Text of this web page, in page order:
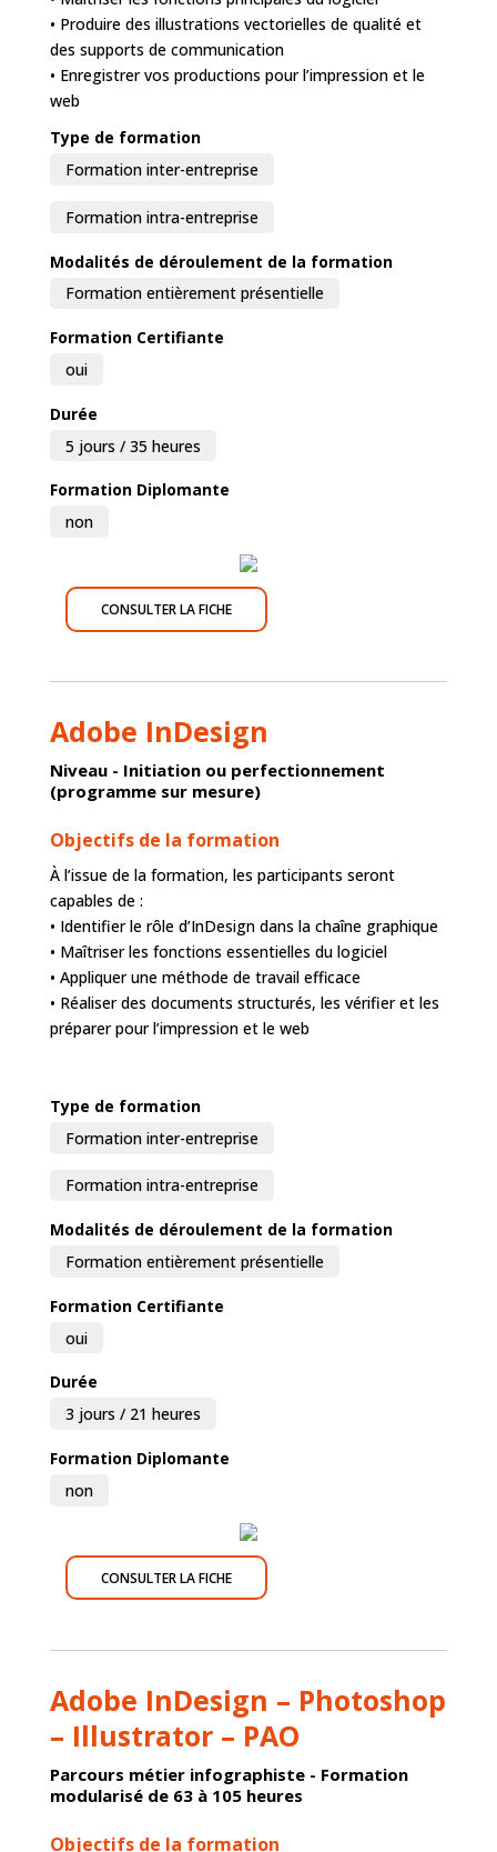
• Produire des illustrations vectorielles de qualité et
des supports de communication
• Enregistrer vos productions pour l’impression et le
web
Type de formation
Formation inter-entreprise
Formation intra-entreprise
Modalités de déroulement de la formation
Formation entièrement présentielle
Formation Certifiante
oui
Durée
5 jours / 35 heures
Formation Diplomante
non
CONSULTER LA FICHE
Adobe InDesign
Niveau - Initiation ou perfectionnement
(programme sur mesure)
Objectifs de la formation
À l’issue de la formation, les participants seront
capables de :
• Identifier le rôle d’InDesign dans la chaîne graphique
• Maîtriser les fonctions essentielles du logiciel
• Appliquer une méthode de travail efficace
• Réaliser des documents structurés, les vérifier et les
préparer pour l’impression et le web
Type de formation
Formation inter-entreprise
Formation intra-entreprise
Modalités de déroulement de la formation
Formation entièrement présentielle
Formation Certifiante
oui
Durée
3 jours / 21 heures
Formation Diplomante
non
CONSULTER LA FICHE
Adobe InDesign – Photoshop
– Illustrator – PAO
Parcours métier infographiste - Formation
modularisé de 63 à 105 heures
Objectifs de la formation